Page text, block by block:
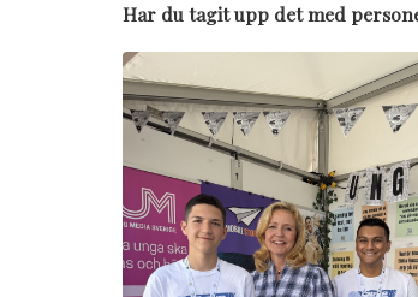
Har du tagit upp det med